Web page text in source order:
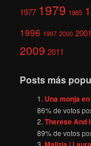
1977 1979 1985
1996 1997 2000 2001
2009 2011
Posts más
Una monja
86% de votos
Therese And
89% de votos